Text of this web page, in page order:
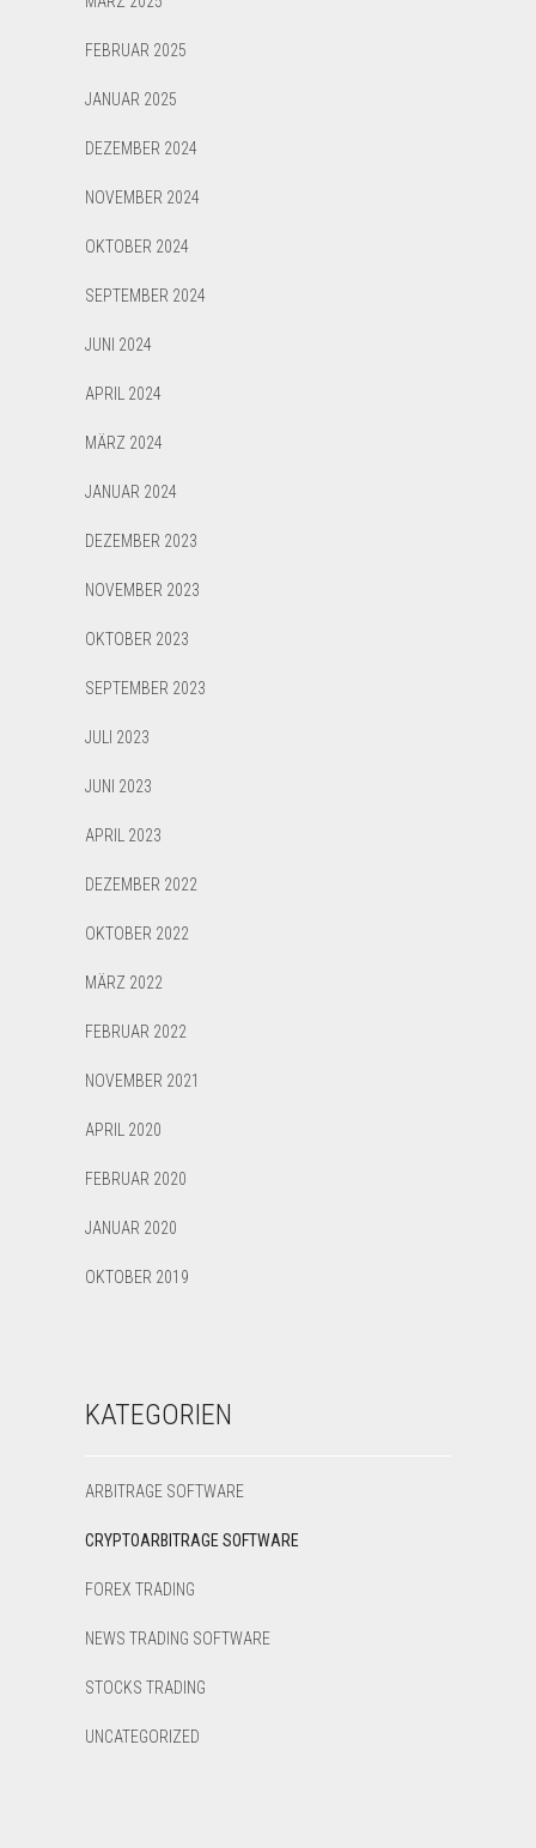
FEBRUAR 2025
JANUAR 2025
DEZEMBER 2024
NOVEMBER 2024
OKTOBER 2024
SEPTEMBER 2024
JUNI 2024
APRIL 2024
MÄRZ 2024
JANUAR 2024
DEZEMBER 2023
NOVEMBER 2023
OKTOBER 2023
SEPTEMBER 2023
JULI 2023
JUNI 2023
APRIL 2023
DEZEMBER 2022
OKTOBER 2022
MÄRZ 2022
FEBRUAR 2022
NOVEMBER 2021
APRIL 2020
FEBRUAR 2020
JANUAR 2020
OKTOBER 2019
KATEGORIEN
ARBITRAGE SOFTWARE
CRYPTOARBITRAGE SOFTWARE
FOREX TRADING
NEWS TRADING SOFTWARE
STOCKS TRADING
UNCATEGORIZED